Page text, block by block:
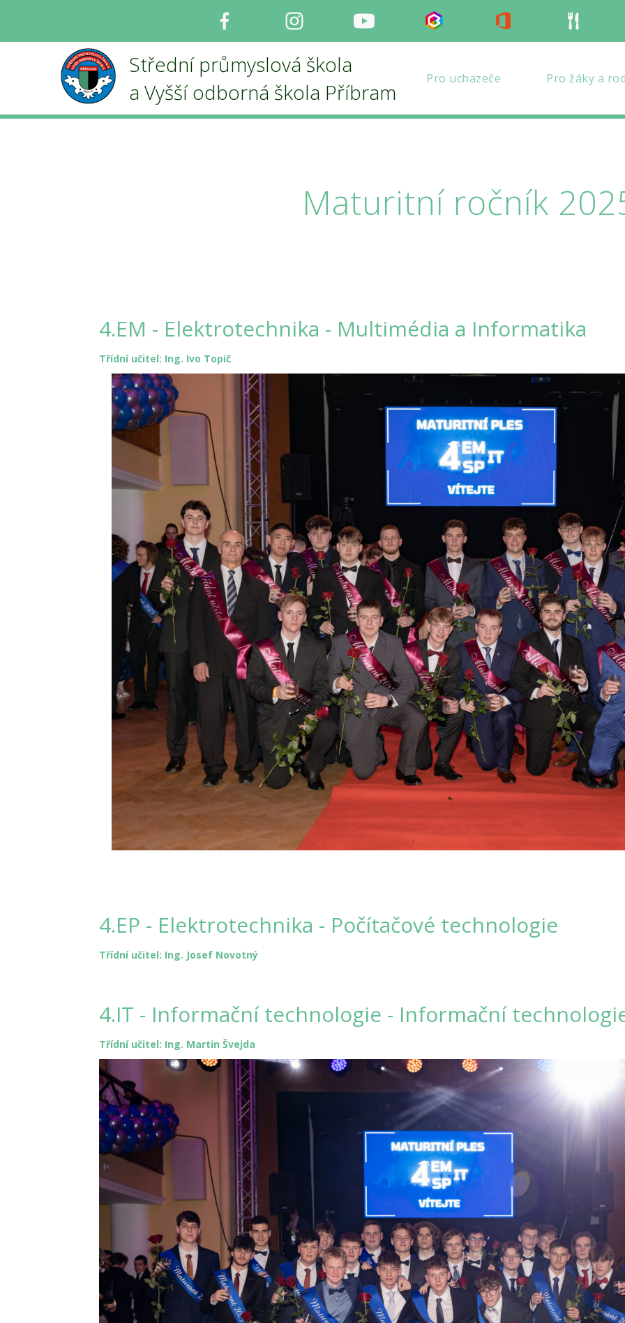
Youtube
Střední průmyslová škola
a Vyšší odborná škola Příbram
Pro uchazeče Pro žáky a
Maturitní ročník
4.EM - Elektrotechnika - Multimédia a Informatika
Třídní učitel: Ing. Ivo Topič
4.EP - Elektrotechnika - Počítačové technologie
Třídní učitel: Ing. Josef Novotný
4.IT - Informační technologie - Informační
Třídní učitel: Ing. Martin Švejda